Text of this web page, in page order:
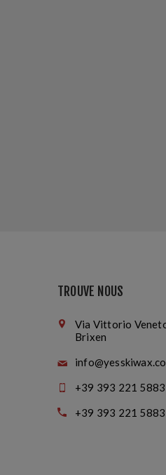
TROUVE NOUS
Via Vittorio
Brixen
+39 393 221 5883
+39 393 221 5883